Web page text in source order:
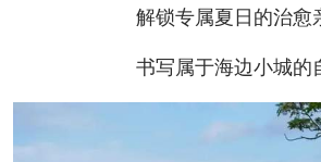
解锁专属夏日的治愈
书写属于海边小城的